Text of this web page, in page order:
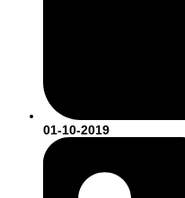
01-10-2019